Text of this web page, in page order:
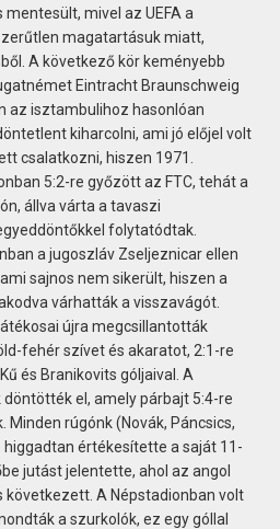
mivel az UEFA a
magatartásuk miatt,
A következő kör keményebb
Eintracht Braunschweig
az isztambulihoz hasonlóan
kiharcolni, ami jó előjel volt
csalatkozni, hiszen 1971.
5:2-re győzött az FTC, tehát a
állva várta a tavaszi
folytatódtak.
a jugoszláv Zseljeznicar ellen
sajnos nem sikerült, hiszen a
várhatták a visszavágót.
újra megcsillantották
fehér szívet és akaratot, 2:1-re
és Branikovits góljaival. A
el, amely párbajt 5:4-re
rúgónk (Novák, Páncsics,
higgadtan értékesítette a saját 11-
jutást jelentette, ahol az angol
következett. A Népstadionban volt
a szurkolók, ez egy góllal